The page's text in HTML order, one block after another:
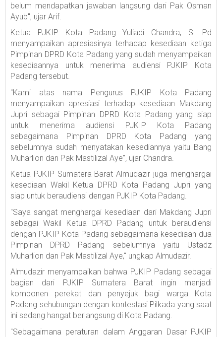
belum mendapatkan jawaban langsung dari Pak Osman
Ayub", ujar Arif.
Ketua PJKIP Kota Padang Yuliadi Chandra, S. Pd
menyampaikan apresiasinya terhadap kesediaan ketiga
Pimpinan DPRD Kota Padang yang sudah menyampaikan
kesediaannya untuk menerima audiensi PJKIP Kota
Padang tersebut.
"Kami atas nama Pengurus PJKIP Kota Padang
menyampaikan apresiasi terhadap kesediaan Makdang
Jupri sebagai Pimpinan DPRD Kota Padang yang siap
untuk menerima audiensi PJKIP Kota Padang
sebagaimana Pimpinan DPRD Kota Padang yang
sebelumnya sudah menyatakan kesediannya yaitu Bang
Muharlion dan Pak Mastilizal Aye", ujar Chandra.
Ketua PJKIP Sumatera Barat Almudazir juga menghargai
kesediaan Wakil Ketua DPRD Kota Padang Jupri yang
siap untuk beraudiensi dengan PJKIP Kota Padang.
"Saya sangat menghargai kesediaan dari Makdang Jupri
sebagai Wakil Ketua DPRD Padang untuk beraudiensi
dengan PJKIP Kota Padang sebagaimana kesediaan dua
Pimpinan DPRD Padang sebelumnya yaitu Ustadz
Muharlion dan Pak Mastilizal Aye," ungkap Almudazir.
Almudazir menyampaikan bahwa PJKIP Padang sebagai
bagian dari PJKIP Sumatera Barat ingin menjadi
komponen perekat dan penyejuk bagi warga Kota
Padang sehubungan dengan kontestasi Pilkada yang saat
ini sedang hangat berlangsung di Kota Padang.
"Sebagaimana peraturan dalam Anggaran Dasar PJKIP